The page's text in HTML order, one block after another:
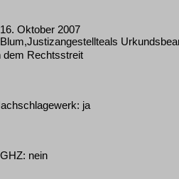
16. Oktober 2007
Blum,Justizangestellteals
dem Rechtsstreit
ja
nein